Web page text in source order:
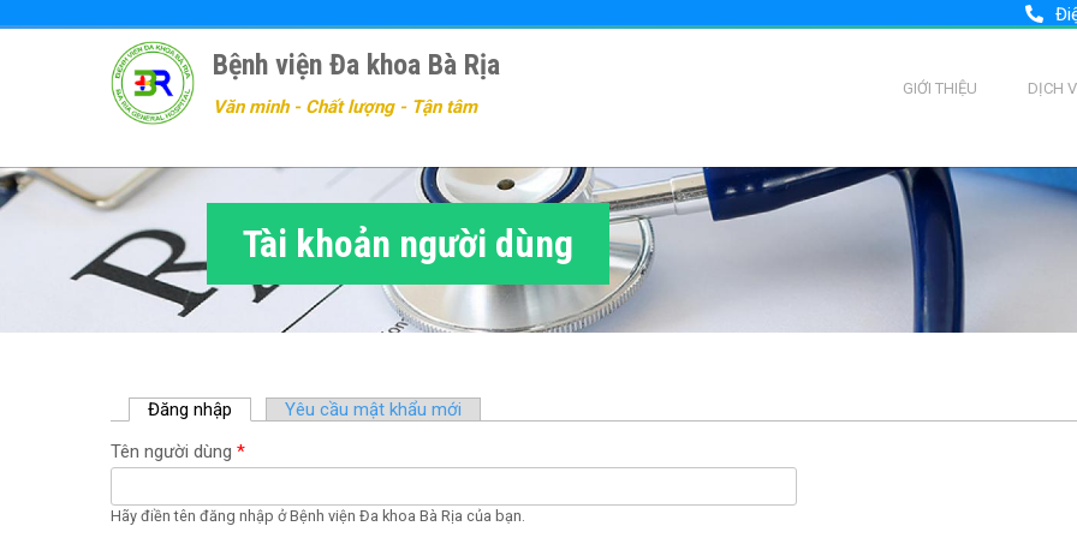
đến
Bệnh viện Đa khoa Bà Rịa
Văn minh - Chất lượng - Tận tâm
GIỚI THIỆU DỊCH
Tài khoản người dùng
Đăng nhập
a
b
o
Yêu cầu mật khẩu mới
Tên người dùng *
Hãy điền tên đăng nhập ở Bệnh viện Đa khoa Bà Rịa của bạn.